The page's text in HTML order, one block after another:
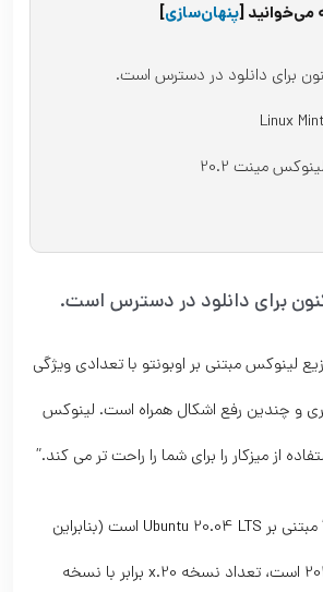
می‌خوانید[پنهان‌سازی]
مینت 20.2
لینوکس مبتنی بر اوبونتو با تعدادی ویژگی
و چندین رفع اشکال همراه است. لینوکس
از میزکار را برای شما را راحت تر می کند.”
لینوکس مینت “Uma” مبتنی بر Ubuntu 20.04 LTS است (بنابراین
علی رغم اینکه سال 2021 است، تعداد نسخه 20.x برابر با نسخه